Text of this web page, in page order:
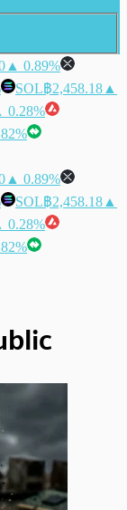
▲ 0.89%
SOL฿2,458.18 ▲
0.28%
▲ 0.89%
SOL฿2,458.18 ▲
0.28%